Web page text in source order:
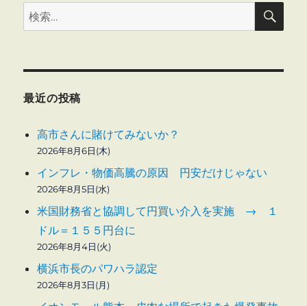
検
索:
検
最近の投稿
高市さんに賭けてみないか？
2026年8月6日(木)
インフレ・物価高騰の原因 円安だけじゃない
2026年8月5日(水)
米国財務省と協調して円買い介入を実施 → １
ドル＝１５５円台に
2026年8月4日(火)
横浜市長のパワハラ認定
2026年8月3日(月)